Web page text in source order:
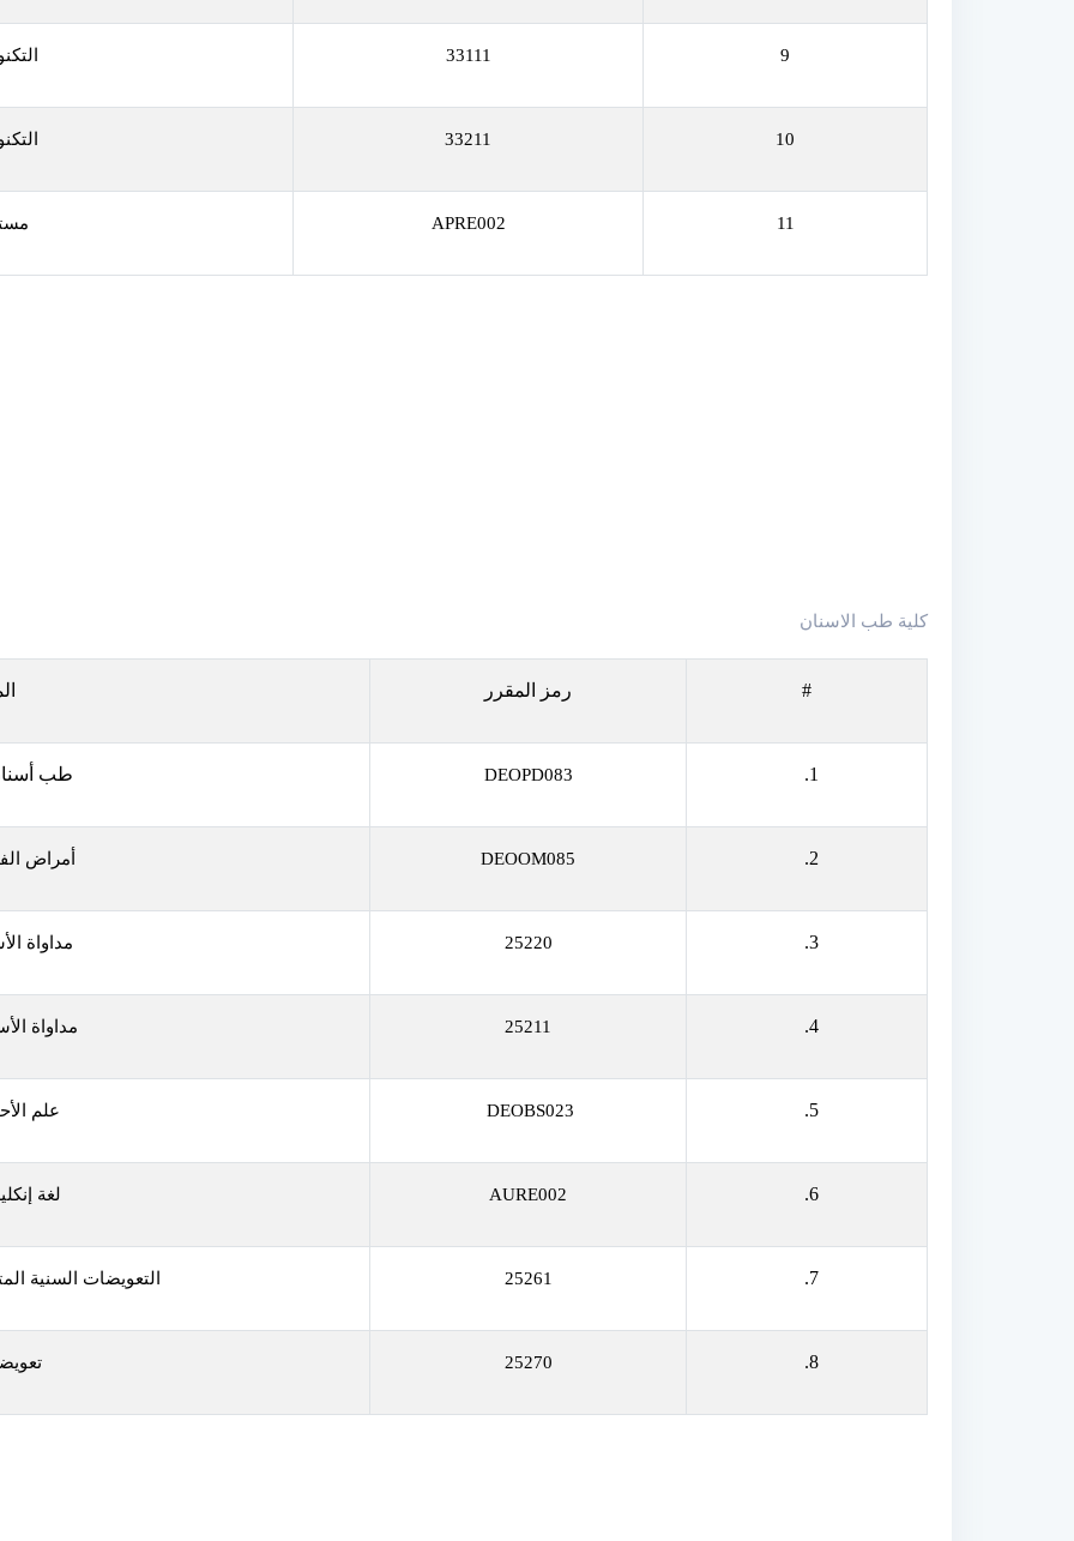
9
33111
10
33211
11
APRE002
كلية طب الاسنان
# رمز المقرر
1.
DEOPD083 طب
2.
DEOOM085 أمراض
3.
25220 مداواة
4.
25211 مداواة
5.
DEOBS023 علم
6.
AURE002 لغة
7.
25261 التعويضات السنية
8.
25270